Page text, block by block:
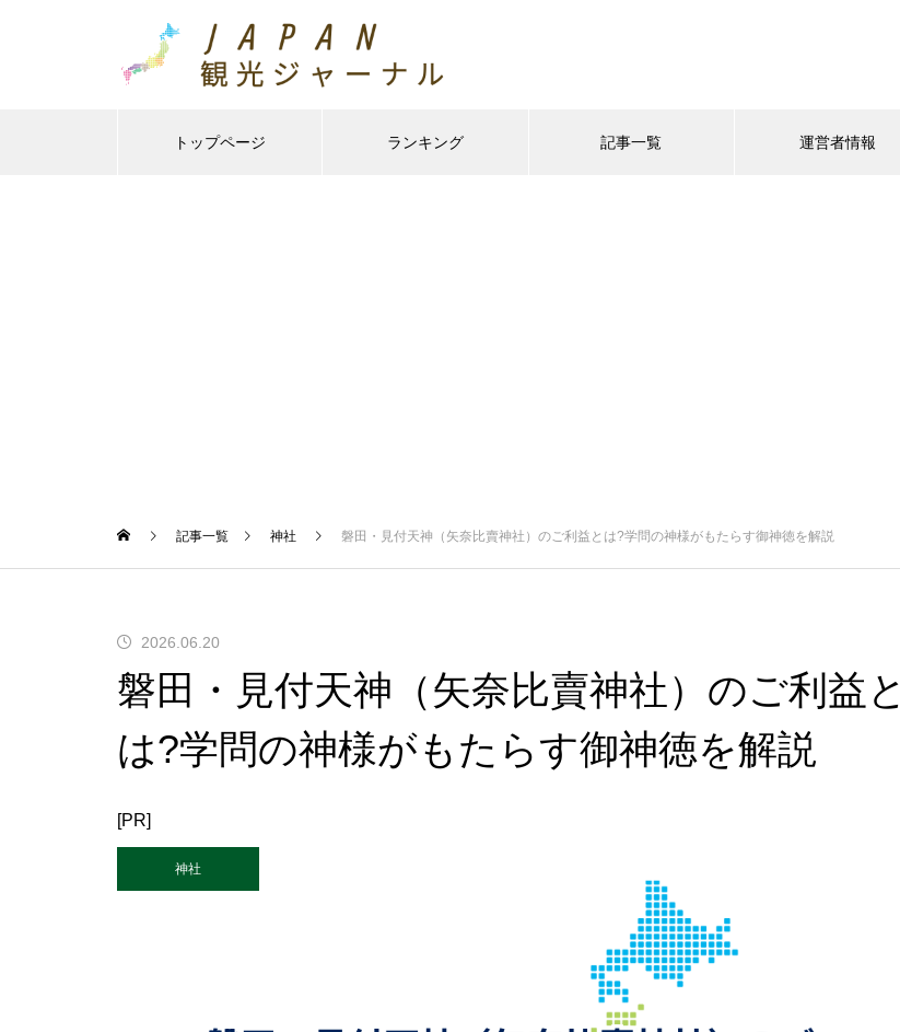
トップページ ランキング 記事一覧 運営者情報
記事一覧 神社 磐田・見付天神（矢奈比賣神社）のご利益とは?学問の神様がもたらす御神徳を解説
2026.06.20
磐田・見付天神（矢奈比賣神社）のご利益と
は?学問の神様がもたらす御神徳を解説
[PR]
神社